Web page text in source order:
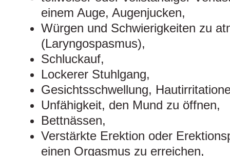
einem Auge, Augenjucken,
Würgen und Schwierigkeiten zu
(Laryngospasmus),
Schluckauf,
Lockerer Stuhlgang,
Gesichtsschwellung,
Unfähigkeit, den Mund zu öffnen,
Bettnässen,
Verstärkte Erektion oder
einen Orgasmus zu erreichen,